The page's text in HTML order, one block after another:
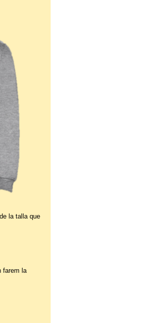
la talla que
farem la